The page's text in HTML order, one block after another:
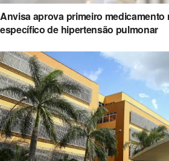
Anvisa aprova primeiro medicamento
específico de hipertensão pulmonar